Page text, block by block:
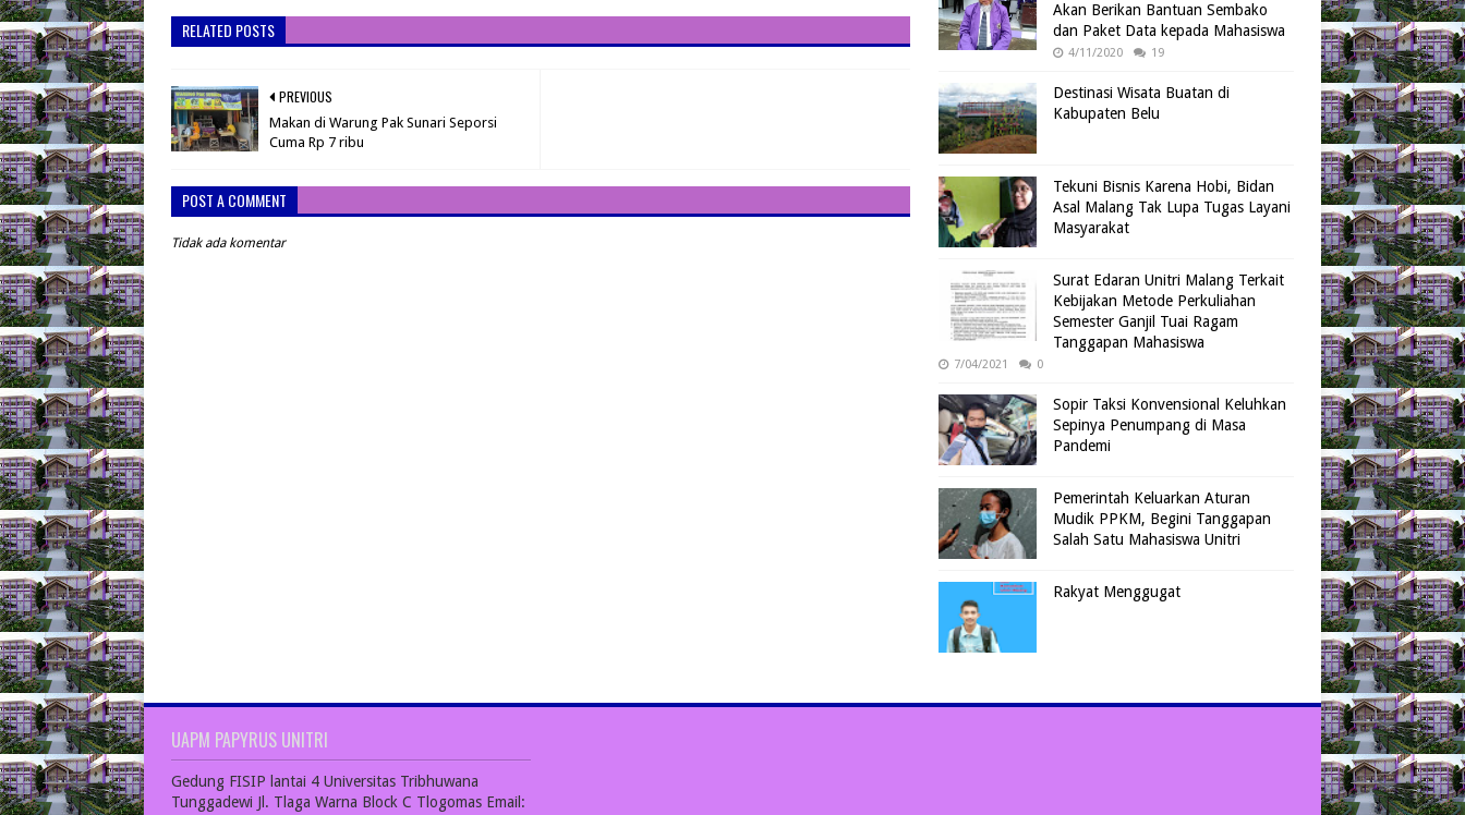
RELATED POSTS
PREVIOUS
Makan di Warung Pak Sunari Seporsi
Cuma Rp 7 ribu
POST A COMMENT
Tidak ada komentar
Akan Berikan Bantuan Sembako
dan Paket Data kepada Mahasiswa
4/11/2020 19
Destinasi Wisata Buatan di
Kabupaten Belu
Tekuni Bisnis Karena Hobi, Bidan
Asal Malang Tak Lupa Tugas Layani
Masyarakat
Surat Edaran Unitri Malang Terkait
Kebijakan Metode Perkuliahan
Semester Ganjil Tuai Ragam
Tanggapan Mahasiswa
7/04/2021 0
Sopir Taksi Konvensional Keluhkan
Sepinya Penumpang di Masa
Pandemi
Pemerintah Keluarkan Aturan
Mudik PPKM, Begini Tanggapan
Salah Satu Mahasiswa Unitri
Rakyat Menggugat
UAPM PAPYRUS UNITRI
Gedung FISIP lantai 4 Universitas Tribhuwana
Tunggadewi Jl. Tlaga Warna Block C Tlogomas Email: